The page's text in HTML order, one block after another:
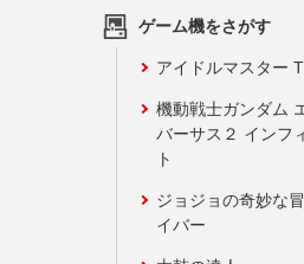
ゲーム機をさがす
アイドルマスター
機動戦士ガンダム
バーサス２ インフ
ト
ジョジョの奇妙な
イバー